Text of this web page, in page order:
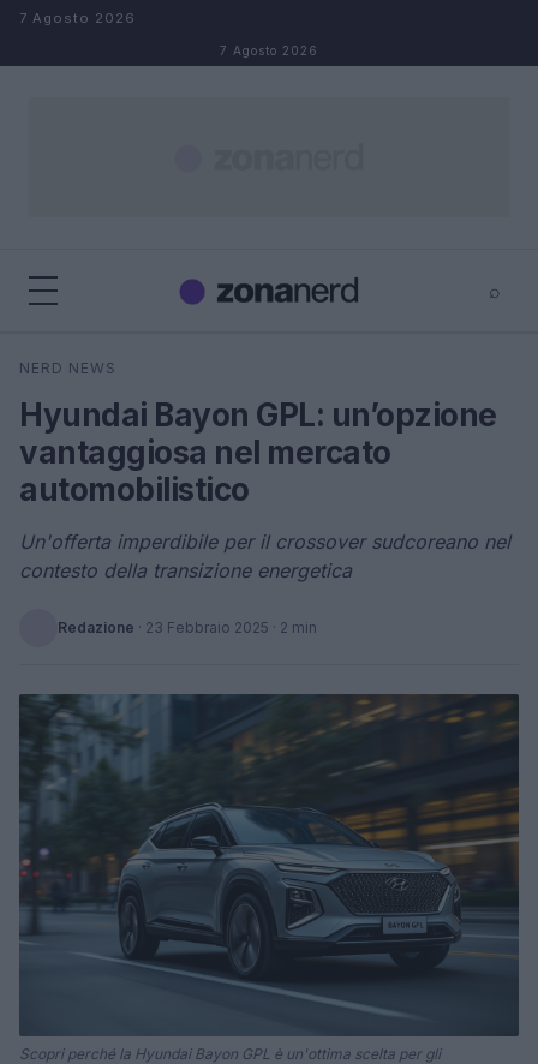
Salta al contenuto
7 Agosto 2026
7 Agosto 2026
⌕
Cerca
NERD NEWS
Hyundai Bayon GPL: un’opzione
vantaggiosa nel mercato
automobilistico
Un'offerta imperdibile per il crossover sudcoreano nel
contesto della transizione energetica
Redazione · 23 Febbraio 2025 · 2 min
Scopri perché la Hyundai Bayon GPL è un'ottima scelta per gli